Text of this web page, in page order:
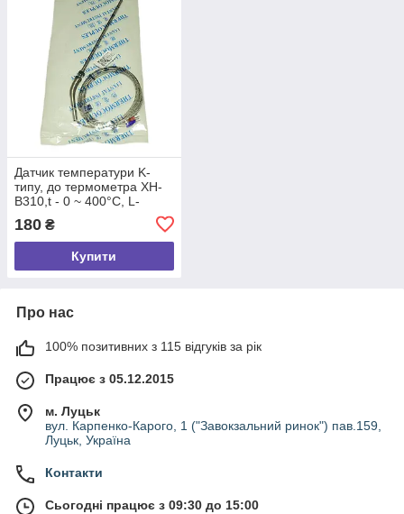
Датчик температури K-
типу, до термометра XH-
B310,t - 0 ~ 400°C, L-
150мм, довжина проводу
2м.
180 ₴
Купити
Про нас
100% позитивних з 115 відгуків за рік
Працює з 05.12.2015
м. Луцьк
вул. Карпенко-Карого, 1 ("Завокзальний ринок") пав.159,
Луцьк, Україна
Контакти
Сьогодні працює з 09:30 до 15:00